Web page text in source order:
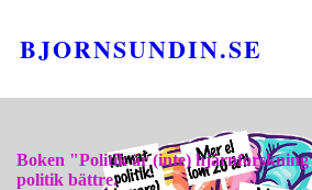
BJORNSUNDIN.SE
Boken "Politik är (inte) hjärnforskning
politik bättre.